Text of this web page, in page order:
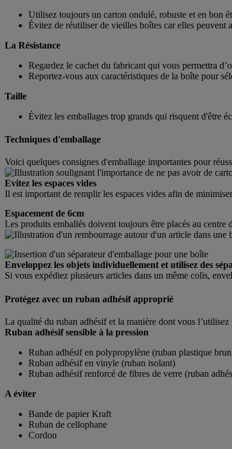
Utilisez toujours un carton ondulé, robuste et en bon
Évitez de réutiliser de vieilles boîtes car elles peuvent
La Résistance
Regardez le cachet du fabricant qui vous permettra
Reportez-vous aux caractéristiques de la boîte pour
Taille
Évitez les emballages trop grands qui risquent d'être
Techniques d'emballage
Voici quelques consignes d'emballage importantes pour
Evitez les espaces vides
Il est important de remplir les espaces vides afin de
Espacement de 6cm
Les produits emballés doivent toujours être placés au centre
Enveloppez les objets individuellement et utilisez des
Si vous expédiez plusieurs articles dans un même colis,
Protégez avec un ruban adhésif approprié
La qualité du ruban adhésif et la manière dont vous
Ruban adhésif sensible à la pression
Ruban adhésif en polypropylène (ruban plastique
Ruban adhésif en vinyle (ruban isolant)
Ruban adhésif renforcé de fibres de verre (ruban
A éviter
Bande de papier Kraft
Ruban de cellophane
Cordon